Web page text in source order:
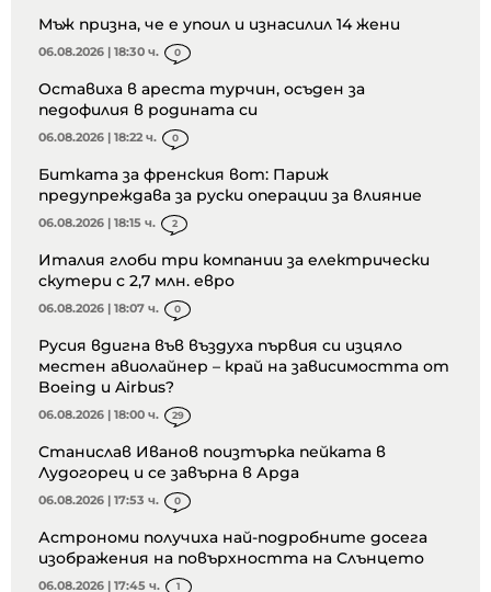
Мъж призна, че е упоил и изнасилил 14 жени
06.08.2026 | 18:30 ч. 0
Оставиха в ареста турчин, осъден за
педофилия в родината си
06.08.2026 | 18:22 ч. 0
Битката за френския вот: Париж
предупреждава за руски операции за влияние
06.08.2026 | 18:15 ч. 2
Италия глоби три компании за електрически
скутери с 2,7 млн. евро
06.08.2026 | 18:07 ч. 0
Русия вдигна във въздуха първия си изцяло
местен авиолайнер – край на зависимостта от
Boeing и Airbus?
06.08.2026 | 18:00 ч. 29
Станислав Иванов поизтърка пейката в
Лудогорец и се завърна в Арда
06.08.2026 | 17:53 ч. 0
Астрономи получиха най-подробните досега
изображения на повърхността на Слънцето
06.08.2026 | 17:45 ч. 1